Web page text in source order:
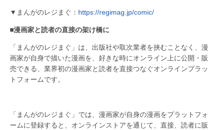
▼まんがのレジまぐ： https://regimag.jp/comic/
■漫画家と読者の直接の架け橋に
「まんがのレジまぐ」は、出版社や取次業者を挟むことなく、漫
画家が自身で描いた漫画を、好きな時にオンライン上に公開・販
売できる、業界初の漫画家と読者を直接つなぐオンラインプラッ
トフォームです。
「まんがのレジまぐ」では、漫画家が自身の漫画をプラットフォ
ームに登録すると、オンラインストアを通じて、直接、読者に販